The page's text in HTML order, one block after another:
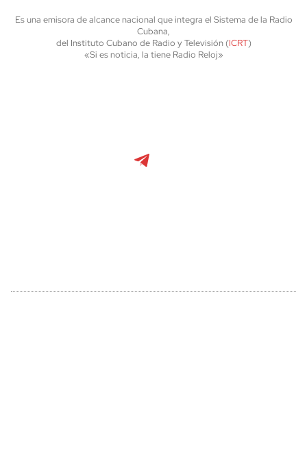
Es una emisora de alcance nacional que integra el Sistema de la Radio
Cubana,
del Instituto Cubano de Radio y Televisión (ICRT)
«Si es noticia, la tiene Radio Reloj»